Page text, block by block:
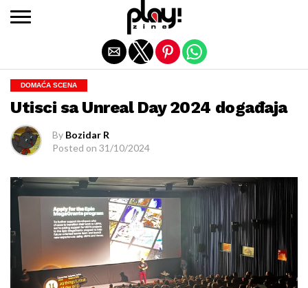
DOMAĆA SCENA
Utisci sa Unreal Day 2024 događaja
By Bozidar R
Posted on 31/10/2024
Exit mobile version